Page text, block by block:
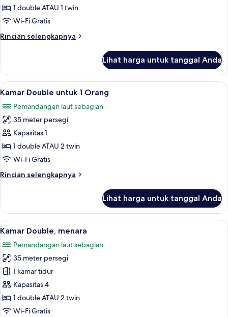
1 double ATAU 1 twin
Wi-Fi Gratis
Rincian selengkapnya
Rincian
Kamar
Double
Lihat harga untuk tanggal Anda
Lihat
semua
foto
untuk
Kamar
Double
untuk
Orang
Meja kerja, tirai kedap cahaya, dan
7
Kamar Double untuk 1 Orang
Pemandangan laut sebagian
35 meter persegi
Kapasitas 1
1 double ATAU 2 twin
Wi-Fi Gratis
Rincian selengkapnya
Rincian
Kamar
Double
untuk
Orang
Lihat harga untuk tanggal Anda
Lihat
semua
foto
untuk
Kamar
Double,
menara
Meja kerja, tirai kedap cahaya, dan
5
Kamar Double, menara
Pemandangan laut sebagian
35 meter persegi
1 kamar tidur
Kapasitas 4
1 double ATAU 2 twin
Wi-Fi Gratis